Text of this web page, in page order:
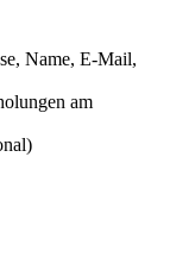
Name, E-Mail,
am